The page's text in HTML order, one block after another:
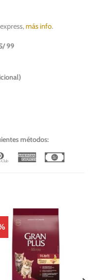
más info.
99
métodos:
Dinners
American